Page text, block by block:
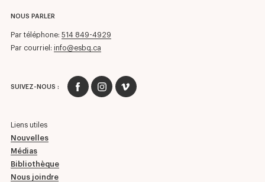
NOUS PARLER
Par téléphone: 514 849-4929
Par courriel: info@esbq.ca
SUIVEZ-NOUS :
Liens utiles
Nouvelles
Médias
Bibliothèque
Nous joindre